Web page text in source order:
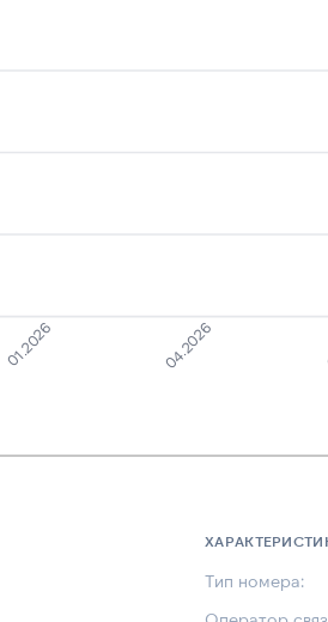
01.2026 04.2026
Тип номера: